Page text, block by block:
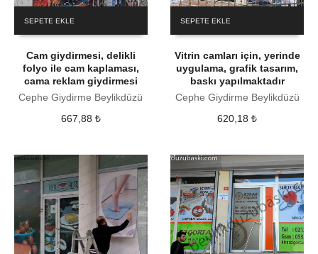
SEPETE EKLE
Cam giydirmesi, delikli
folyo ile cam kaplaması,
cama reklam giydirmesi
Cephe Giydirme Beylikdüzü
667,88 ₺
SEPETE EKLE
Vitrin camları için, yerinde
uygulama, grafik tasarım,
baskı yapılmaktadır
Cephe Giydirme Beylikdüzü
620,18₺